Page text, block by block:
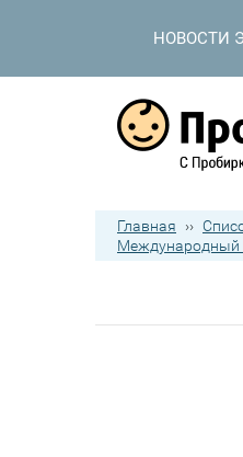
НОВОСТИ
Главная ››
Международный